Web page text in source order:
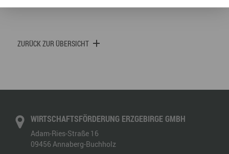
ZURÜCK ZUR ÜBERSICHT
WIRTSCHAFTSFÖRDERUNG ERZGEBIRGE GMBH
Adam-Ries-Straße 16
09456 Annaberg-Buchholz